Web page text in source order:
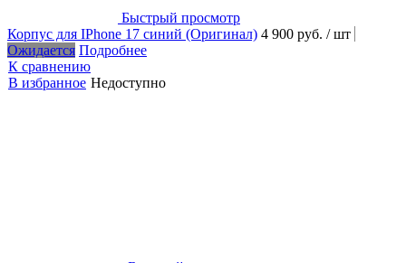
Быстрый просмотр
Корпус для IPhone 17 синий (Оригинал) 4 900 руб. / шт
Ожидается Подробнее
К сравнению
В избранное Недоступно